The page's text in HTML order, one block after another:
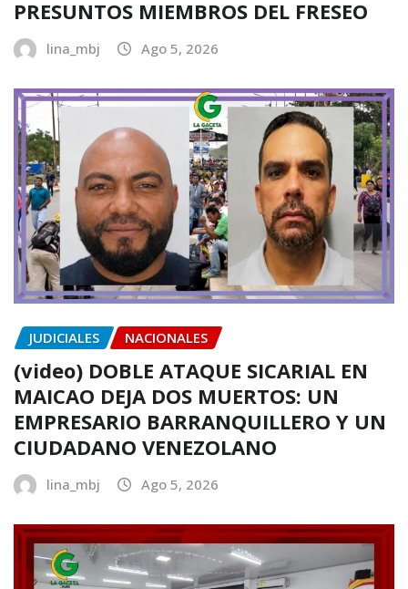
PRESUNTOS MIEMBROS DEL FRESEO
lina_mbj Ago 5, 2026
JUDICIALES NACIONALES
(video) DOBLE ATAQUE SICARIAL EN
MAICAO DEJA DOS MUERTOS: UN
EMPRESARIO BARRANQUILLERO Y UN
CIUDADANO VENEZOLANO
lina_mbj Ago 5, 2026